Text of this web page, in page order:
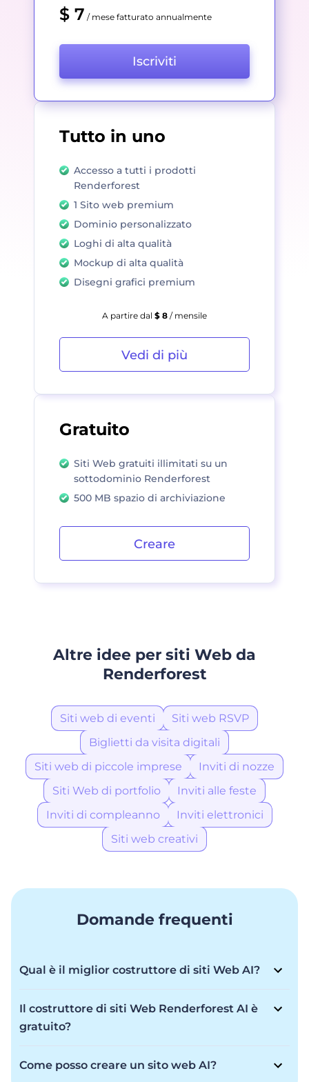
Gratuito
Siti Web gratuiti illimitati su un
sottodominio Renderforest
500 MB spazio di archiviazione
Creare
$ 7 / mese fatturato annualmente
Iscriviti
Tutto in uno
Accesso a tutti i prodotti
Renderforest
1 Sito web premium
Dominio personalizzato
Loghi di alta qualità
Mockup di alta qualità
Disegni grafici premium
A partire dal $ 8 / mensile
Vedi di più
Altre idee per siti Web da
Renderforest
Siti web di eventi
Siti web RSVP
Biglietti da visita digitali
Siti web di piccole imprese
Inviti di nozze
Siti Web di portfolio
Inviti alle feste
Inviti di compleanno
Inviti elettronici
Siti web creativi
Domande frequenti
Qual è il miglior costruttore di siti Web AI?
flessibilità per trasformare la tua visione in realtà con
per un sito Web che ti impressiona. Che tu sia un
presenza online in pochi minuti con immagini
Il costruttore di siti Web Renderforest AI è
gratuito?
Freemium. Sebbene sia possibile creare un sito Web
gratuitamente, tramite l'abbonamento sono disponibili
Come posso creare un sito web AI?